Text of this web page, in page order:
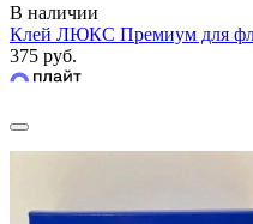
В наличии
Клей ЛЮКС Премиум для
375 руб.